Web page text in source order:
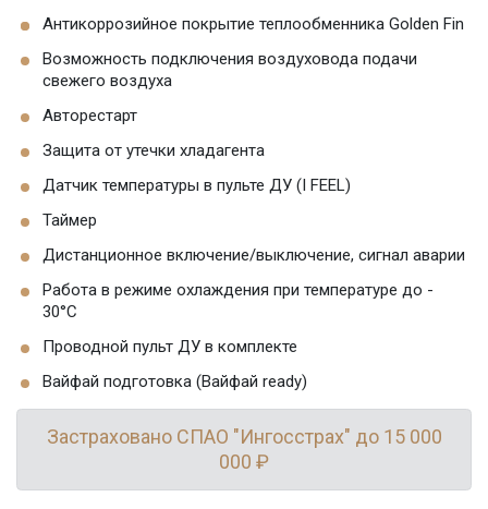
Антикоррозийное покрытие теплообменника Golden Fin
Возможность подключения воздуховода подачи
свежего воздуха
Авторестарт
Защита от утечки хладагента
Датчик температуры в пульте ДУ (I FEEL)
Таймер
Дистанционное включение/выключение, сигнал аварии
Работа в режиме охлаждения при температуре до -
30°C
Проводной пульт ДУ в комплекте
Вайфай подготовка (Вайфай ready)
Застраховано СПАО "Ингосстрах" до 15 000
000 ₽